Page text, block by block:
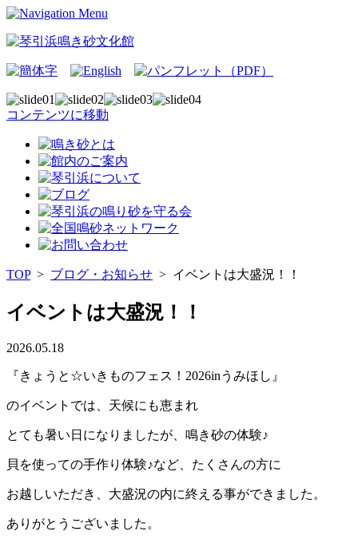
コンテンツに移動
TOP> ブログ・お知らせ > イベントは大盛況！！
イベントは大盛況！！
2026.05.18
『きょうと☆いきものフェス！2026inうみほし』
のイベントでは、天候にも恵まれ
とても暑い日になりましたが、鳴き砂の体験♪
貝を使っての手作り体験♪など、たくさんの方に
お越しいただき、大盛況の内に終える事ができました。
ありがとうございました。